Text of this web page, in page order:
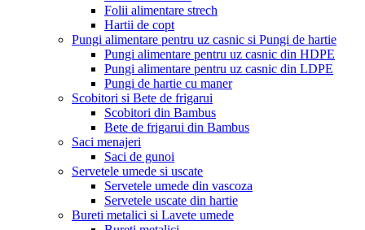
Folii alimentare strech
Hartii de copt
Pungi alimentare pentru uz casnic si Pungi de hartie
Pungi alimentare pentru uz casnic din HDPE
Pungi alimentare pentru uz casnic din LDPE
Pungi de hartie cu maner
Scobitori si Bete de frigarui
Scobitori din Bambus
Bete de frigarui din Bambus
Saci menajeri
Saci de gunoi
Servetele umede si uscate
Servetele umede din vascoza
Servetele uscate din hartie
Bureti metalici si Lavete umede